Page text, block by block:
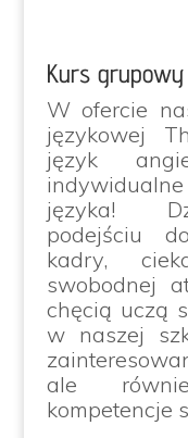
Kurs grupowy
W ofercie
językowej
język
języka!
podejściu
kadry,
swobodnej
chęcią uczą
w naszej
ale
kompetencje